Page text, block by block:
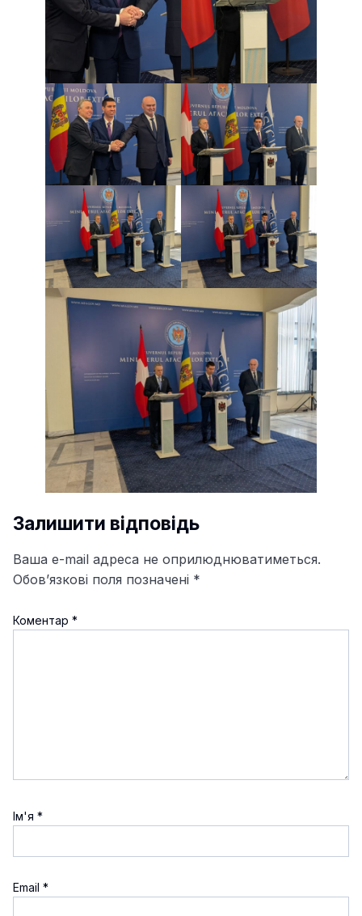
Залишити відповідь
Ваша e-mail адреса не оприлюднюватиметься.
Обов’язкові поля позначені *
Коментар *
Ім'я *
Email *